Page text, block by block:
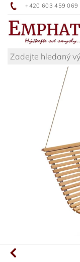
+420 603 459 069